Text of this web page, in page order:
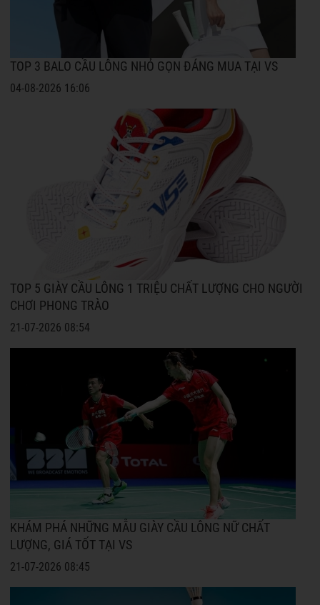
TOP 3 BALO CẦU LÔNG NHỎ GỌN ĐÁNG MUA TẠI VS
04-08-2026 16:06
TOP 5 GIÀY CẦU LÔNG 1 TRIỆU CHẤT LƯỢNG CHO NGƯỜI
CHƠI PHONG TRÀO
21-07-2026 08:54
KHÁM PHÁ NHỮNG MẪU GIÀY CẦU LÔNG NỮ CHẤT
LƯỢNG, GIÁ TỐT TẠI VS
21-07-2026 08:45